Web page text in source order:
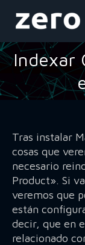
Indexar
Tras instalar
cosas que
necesario
Product». Si
veremos que
están
decir, que en
relacionado